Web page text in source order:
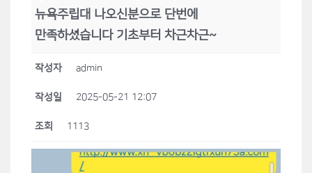
뉴욕주립대 나오신분으로 단번에
만족하셨습니다 기초부터 차근차근~
작성자 admin
작성일 2025-05-21 12:07
조회 1113